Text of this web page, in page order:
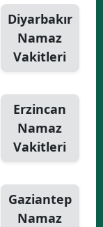
Diyarbakır
Namaz
Vakitleri
Erzincan
Namaz
Vakitleri
Gaziantep
Namaz